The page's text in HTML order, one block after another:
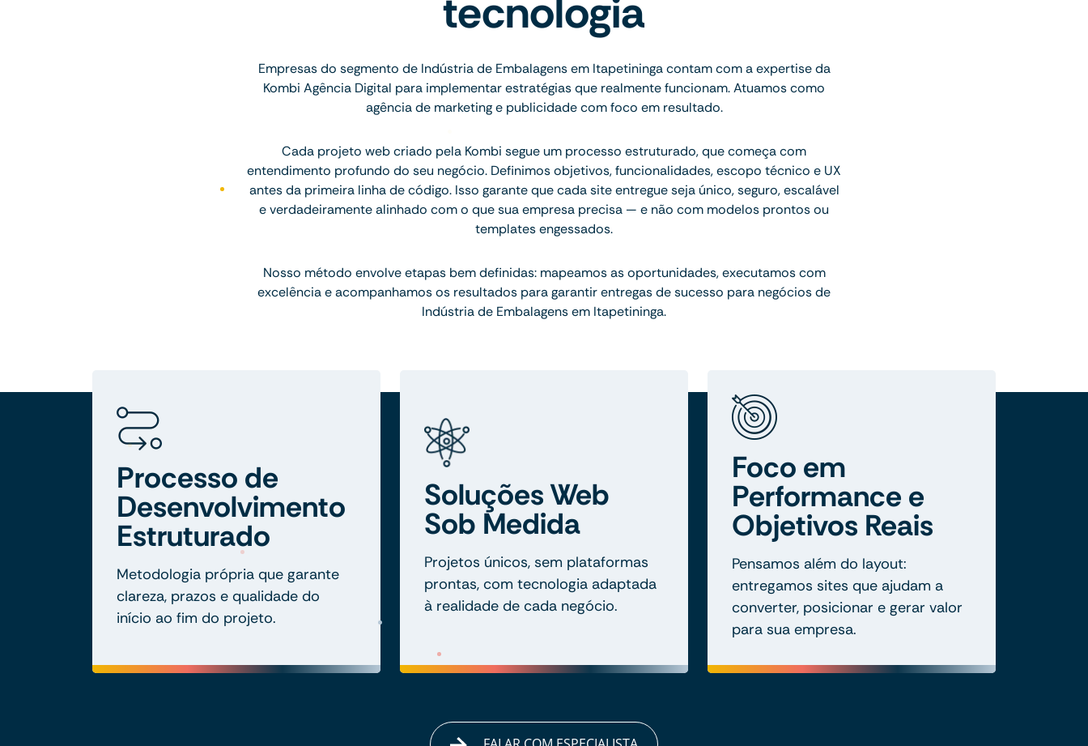
tecnologia
Empresas do segmento de Indústria de Embalagens em Itapetininga contam com a expertise da
Kombi Agência Digital para implementar estratégias que realmente funcionam. Atuamos como
agência de marketing e publicidade com foco em resultado.
Cada projeto web criado pela Kombi segue um processo estruturado, que começa com
entendimento profundo do seu negócio. Definimos objetivos, funcionalidades, escopo técnico e UX
antes da primeira linha de código. Isso garante que cada site entregue seja único, seguro, escalável
e verdadeiramente alinhado com o que sua empresa precisa — e não com modelos prontos ou
templates engessados.
Nosso método envolve etapas bem definidas: mapeamos as oportunidades, executamos com
excelência e acompanhamos os resultados para garantir entregas de sucesso para negócios de
Indústria de Embalagens em Itapetininga.
Processo de
Desenvolvimento
Estruturado
Metodologia própria que garante
clareza, prazos e qualidade do
início ao fim do projeto.
Soluções Web
Sob Medida
Projetos únicos, sem plataformas
prontas, com tecnologia adaptada
à realidade de cada negócio.
Foco em
Performance e
Objetivos Reais
Pensamos além do layout:
entregamos sites que ajudam a
converter, posicionar e gerar valor
para sua empresa.